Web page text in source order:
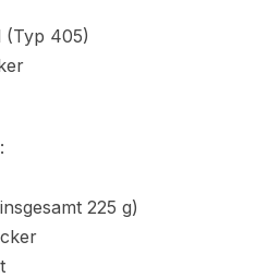
(Typ 405)
225 g)